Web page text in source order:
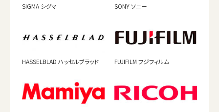
SIGMA シグマ SONY ソニー
HASSELBLAD ハッセルブラッド FUJIFILM フジフィルム